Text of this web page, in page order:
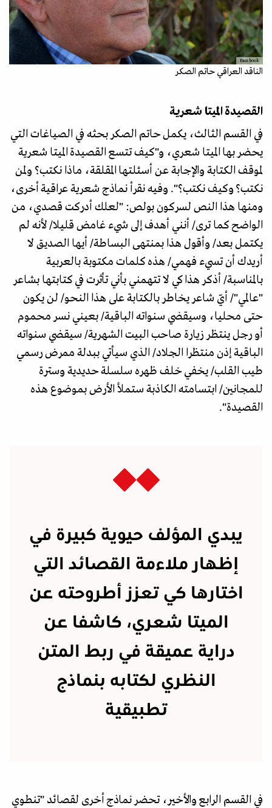
Facebook
الناقد العراقي حاتم الصكر
القصيدة الميتا شعرية
في القسم الثالث، يكمل حاتم الصكر بحثه في الصياغات التي
يحضر بها الميتا شعري، و"كيف تتسع القصيدة الميتا شعرية
لموقف الكتابة والإجابة عن أسئلتها المقلقة، ماذا نكتب؟ ولمن
نكتب؟ وكيف نكتب؟". وفيه نقرأ نماذج شعرية عراقية أخرى،
ومنها هذا النص لسركون بولص: "لعلك أدركت قصدي، من
الواضح كما ترى/ أنني أهدف إلى شيء غامض قليلا/ لأنه لم
يكتمل بعد/ وأقول هذا بمنتهى البساطة/ أيها الصديق لا
أريدك أن تسيء فهمي/ هذه كلمات مكتوبة بالعربية
بالمناسبة/ أذكر هذا كي لا تتهمني بأني تأثرت في كتابتها بشاعر
"عالمي"/ أيّ شاعر يخاطر بالكتابة على هذا النحو/ لن يكون
حتى محليا، وسيقضي سنواته الباقية/ بعيني نسر محموم
أو رجل ينتظر زيارة صاحب البيت الشهرية/ سيقضي سنواته
الباقية إذن منتظرا الجلاد/ الذي سيأتي ببدلة ممرض رسمي
طيب القلب/ يخفي خلف ظهره سلسلة حديدية وسترة
للمجانين/ ابتسامته الكاذبة ستملأ الأرض بموضوع هذه
القصيدة".
يبدي المؤلف حيوية كبيرة في
إظهار ملاءمة القصائد التي
اختارها كي تعزز أطروحته عن
الميتا شعري، كاشفا عن
دراية عميقة في ربط المتن
النظري لكتابه بنماذج
تطبيقية
في القسم الرابع والأخير، تحضر نماذج أخرى لقصائد "تنطوي